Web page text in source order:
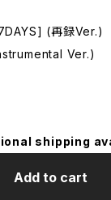
(再録Ver.)
Ver.)
shipping
Add to cart